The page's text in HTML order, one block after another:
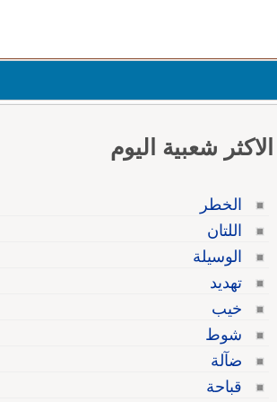
الاكثر شعبية اليوم
الخطر
اللتان
الوسيلة
تهديد
خيب
شوط
ضآلة
قباحة